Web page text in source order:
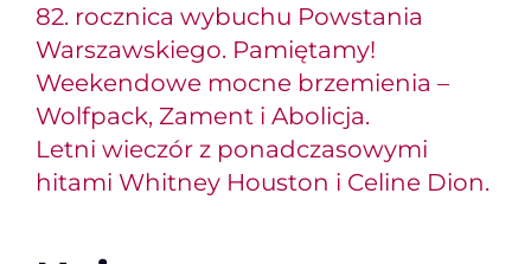
82. rocznica wybuchu Powstania
Warszawskiego. Pamiętamy!
Weekendowe mocne brzemienia –
Wolfpack, Zament i Abolicja.
Letni wieczór z ponadczasowymi
hitami Whitney Houston i Celine Dion.